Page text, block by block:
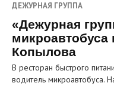
ДЕЖУРНАЯ ГРУППА
«Дежурная
микроавтобуса
Копылова
В ресторан быстрого
водитель микроавтобуса.